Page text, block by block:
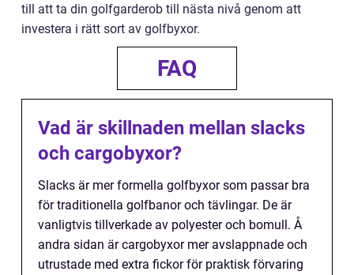
till att ta din golfgarderob till nästa nivå genom att
investera i rätt sort av golfbyxor.
FAQ
Vad är skillnaden mellan slacks
och cargobyxor?
Slacks är mer formella golfbyxor som passar bra
för traditionella golfbanor och tävlingar. De är
vanligtvis tillverkade av polyester och bomull. Å
andra sidan är cargobyxor mer avslappnade och
utrustade med extra fickor för praktisk förvaring